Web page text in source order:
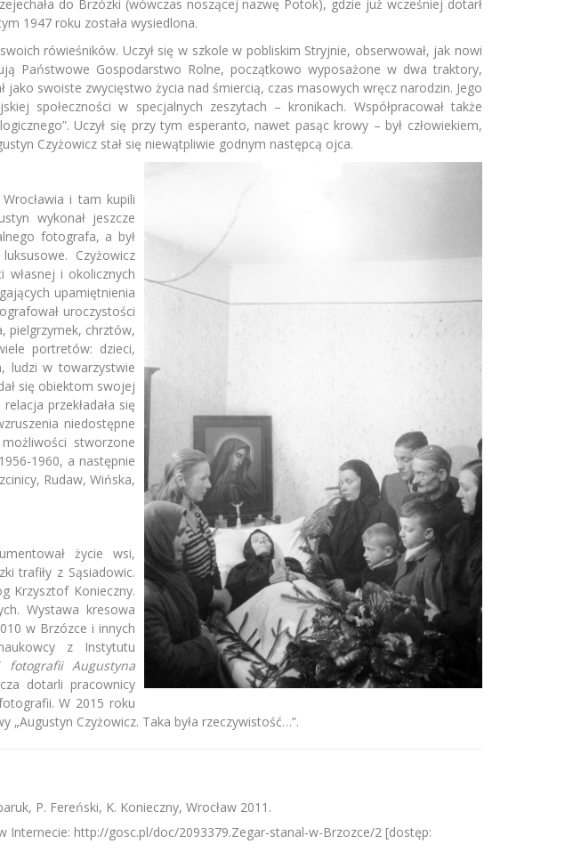
do Brzózki (wówczas noszącej nazwę Potok), gdzie już wcześniej dotarł
1947 roku została wysiedlona.
rówieśników. Uczył się w szkole w pobliskim Stryjnie, obserwował, jak nowi
Państwowe Gospodarstwo Rolne, początkowo wyposażone w dwa traktory,
swoiste zwycięstwo życia nad śmiercią, czas masowych wręcz narodzin. Jego
społeczności w specjalnych zeszytach – kronikach. Współpracował także
Uczył się przy tym esperanto, nawet pasąc krowy – był człowiekiem,
Czyżowicz stał się niewątpliwie godnym następcą ojca.
i tam kupili
wykonał jeszcze
fotografa, a był
Czyżowicz
własnej i okolicznych
upamiętnienia
uroczystości
pielgrzymek, chrztów,
portretów: dzieci,
ludzi w towarzystwie
się obiektom swojej
przekładała się
niedostępne
stworzone
1960, a następnie
Rudaw, Wińska,
życie wsi,
trafiły z Sąsiadowic.
Krzysztof Konieczny.
Wystawa kresowa
w Brzózce i innych
z Instytutu
fotografii Augustyna
dotarli pracownicy
W 2015 roku
Czyżowicz. Taka była rzeczywistość…”.
P. Fereński, K. Konieczny, Wrocław 2011.
Internecie: http://gosc.pl/doc/2093379.Zegar-stanal-w-Brzozce/2 [dostęp: